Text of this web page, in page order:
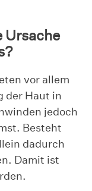
Ursache
vor allem
der Haut in
jedoch
Besteht
dadurch
Damit ist